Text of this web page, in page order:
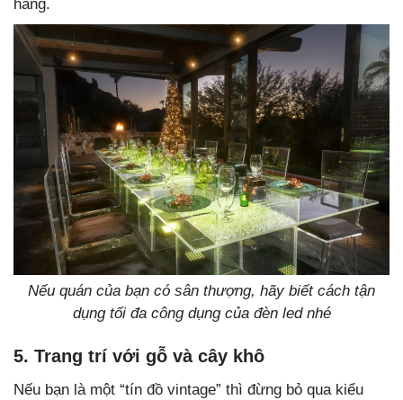
hàng.
Nếu quán của bạn có sân thượng, hãy biết cách tận
dụng tối đa công dụng của đèn led nhé
5. Trang trí với gỗ và cây khô
Nếu bạn là một “tín đồ vintage” thì đừng bỏ qua kiểu